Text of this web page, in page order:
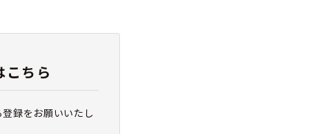
その他グッズ
こちら
録をお願いいたし